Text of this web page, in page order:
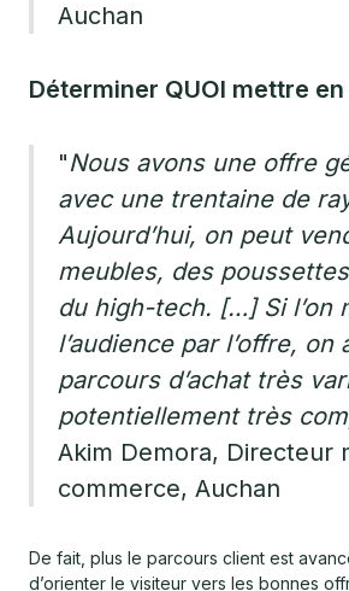
Auchan
Déterminer QUOI mettre
"Nous avons une offre
avec une trentaine de
Aujourd’hui, on peut
meubles, des
du high-tech. […] Si l’on
l’audience par l’offre, on
parcours d’achat très
potentiellement très
Akim Demora, Directeur
commerce, Auchan
De fait, plus le parcours client est
d’orienter le visiteur vers les bonnes